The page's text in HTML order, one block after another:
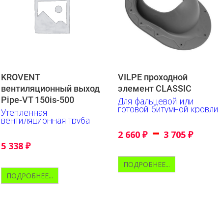
KROVENT
вентиляционный выход
Pipe-VT 150is-500
Утепленная
вентиляционная труба
5 338 ₽
ПОДРОБНЕЕ...
VILPE проходной
элемент CLASSIC
Для фальцевой или
готовой битумной кровли
2 660 ₽ – 3 705 ₽
ПОДРОБНЕЕ...